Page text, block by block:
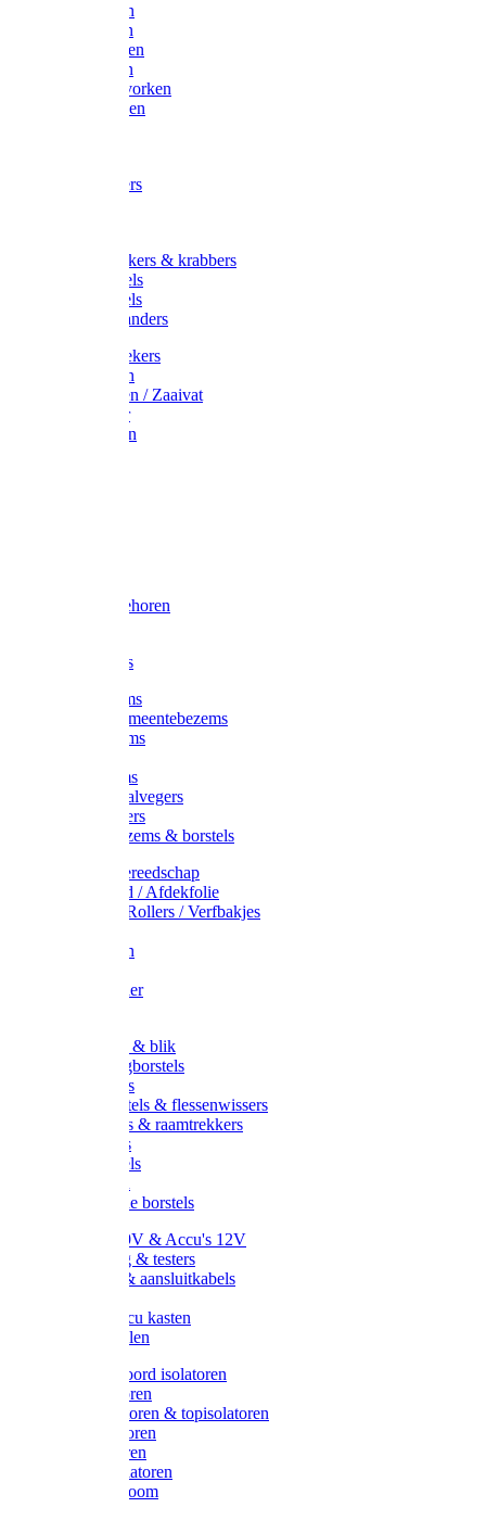
Hooivorken
Mestvorken
Bietenvorken
Maisvorken
Aardappelvorken
Vijgenvorken
Tuinkrabbers
Onkruidstekers & krabbers
Hartschoffels
Ruitschoffels
Onkruidbranders
Graskantstekers
Verticuteren
Strooiwagen / Zaaivat
Grasmaaier
Grasscharen
Slede toebehoren
Composters
Straatbezems
Stads- / Gemeentebezems
Terrasbezems
Gootbezems
Kamer-/Zaalvegers
Vloertrekkers
Onkruidbezems & borstels
Schildersgereedschap
Afplakband / Afdekfolie
Kwasten / Rollers / Verfbakjes
Afdekfoliën
Schuurpapier
Handveger & blik
Voetenveegborstels
Handvegers
Afwasborstels & flessenwissers
Wasborstels & raamtrekkers
Tonborstels
Werkborstels
Hygienische borstels
Batterijen 9V & Accu's 12V
Beveiliging & testers
Kabelsets & aansluitkabels
Metalen accu kasten
Zonnepanelen
Draad & koord isolatoren
Ringisolatoren
Extra isolatoren & topisolatoren
Hoekisolatoren
Lintisolatoren
Afstandisolatoren
Isolatorenboom